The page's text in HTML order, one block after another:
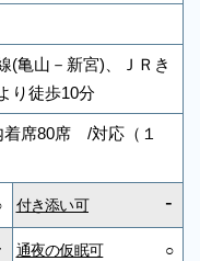
(亀山－新宮)、ＪＲき
り徒歩10分
席80席 /対応（１
付き添い可 -
通夜の仮眠可 ○